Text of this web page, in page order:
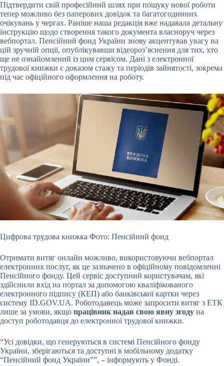
Підтвердити свій професійний шлях при пошуку нової роботи
тепер можливо без паперових довідок та багатогодинних
очікувань у чергах. Раніше наша редакція вже надавала детальну
інструкцію щодо створення такого документа власноруч через
вебпортал. Пенсійний фонд України знову акцентував увагу на
цій зручній опції, опублікувавши відеороз’яснення для тих, хто
ще не ознайомлений із цим сервісом. Дані з електронної
трудової книжки є доказом стажу та періодів зайнятості, зокрема
під час офіційного оформлення на роботу.
Цифрова трудова книжка Фото: Пенсійний фонд
Отримати витяг онлайн можливо, використовуючи вебпортал
електронних послуг, як це зазначено в офіційному повідомленні
Пенсійного фонду. Цей сервіс доступний користувачам, які
здійснили вхід на портал за допомогою кваліфікованого
електронного підпису (КЕП) або банківської картки через
систему ID.GOV.UA. Роботодавець може запросити витяг з ЕТК
лише за умови, якщо працівник надав свою явну згоду на
доступ роботодавця до електронної трудової книжки.
“Усі довідки, що генеруються в системі Пенсійного фонду
України, зберігаються та доступні в мобільному додатку
“Пенсійний фонд України””, – інформують у Фонді.